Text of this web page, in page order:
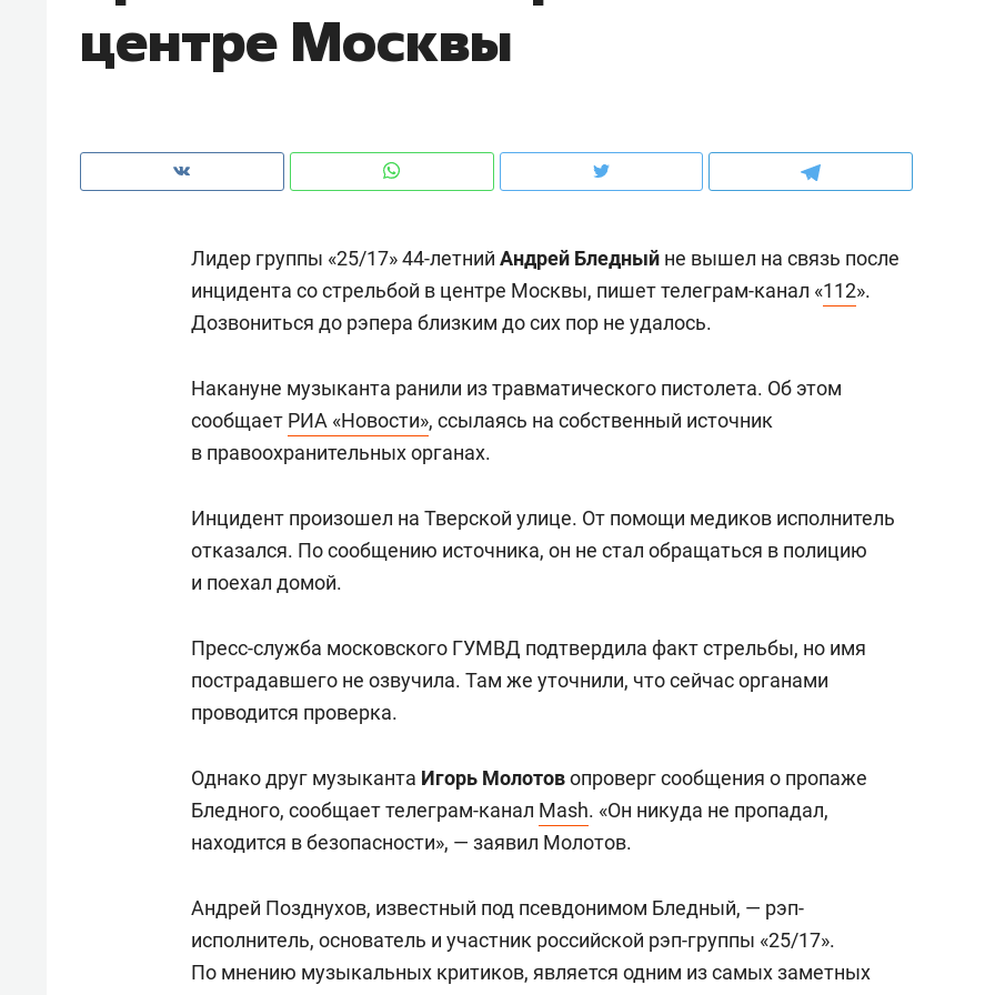
центре Москвы
Лидер группы «25/17» 44-летний Андрей Бледный не вышел на связь после
инцидента со стрельбой в центре Москвы, пишет телеграм-канал «112».
Дозвониться до рэпера близким до сих пор не удалось.
Накануне музыканта ранили из травматического пистолета. Об этом
сообщает РИА «Новости», ссылаясь на собственный источник
в правоохранительных органах.
Инцидент произошел на Тверской улице. От помощи медиков исполнитель
отказался. По сообщению источника, он не стал обращаться в полицию
и поехал домой.
Пресс-служба московского ГУМВД подтвердила факт стрельбы, но имя
пострадавшего не озвучила. Там же уточнили, что сейчас органами
проводится проверка.
Однако друг музыканта Игорь Молотовопроверг сообщения о пропаже
Бледного, сообщает телеграм-канал Mash. «Он никуда не пропадал,
находится в безопасности», — заявил Молотов.
Андрей Позднухов, известный под псевдонимом Бледный, — рэп-
исполнитель, основатель и участник российской рэп-группы «25/17».
По мнению музыкальных критиков, является одним из самых заметных
рынки, почему надо знать аксакалов и
чем интересен Оман?
Оставить шум за волной: как
строят тишину в казанском
Рекомендуем
«Директорский невроз» –
свою сверхнагрузку
стрессом»
для меня это